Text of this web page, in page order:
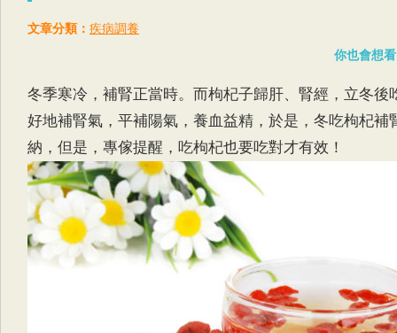
文章分類： 疾病調養
你也會想
冬季寒冷，補腎正當時。而枸杞子歸肝、腎經，立冬後
好地補腎氣，平補陽氣，養血益精，於是，冬吃枸杞補
納，但是，專傢提醒，吃枸杞也要吃對才有效！